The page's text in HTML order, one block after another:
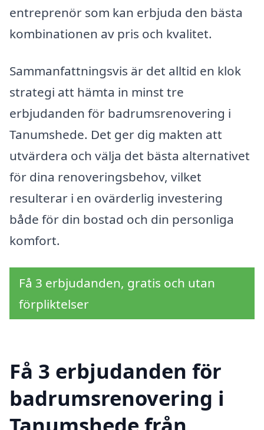
entreprenör som kan erbjuda den bästa
kombinationen av pris och kvalitet.
Sammanfattningsvis är det alltid en klok
strategi att hämta in minst tre
erbjudanden för badrumsrenovering i
Tanumshede. Det ger dig makten att
utvärdera och välja det bästa alternativet
för dina renoveringsbehov, vilket
resulterar i en ovärderlig investering
både för din bostad och din personliga
komfort.
Få 3 erbjudanden, gratis och utan
förpliktelser
Få 3 erbjudanden för
badrumsrenovering i